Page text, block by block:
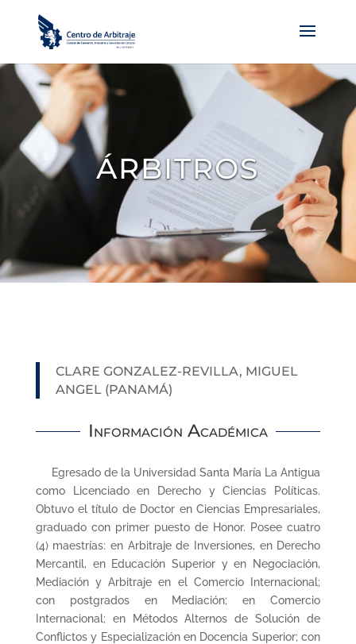
ÁRBITROS
CLARE GONZALEZ-REVILLA, MIGUEL
ANGEL (PANAMÁ)
Información Académica
Egresado de la Universidad Santa María La Antigua
como Licenciado en Derecho y Ciencias Políticas.
Obtuvo el título de Doctor en Ciencias Empresariales,
graduado con primer puesto de Honor. Posee cuatro
(4) maestrías: en Arbitraje de Inversiones, en Derecho
Mercantil, en Educación Superior y en Negociación,
Mediación y Arbitraje en el Comercio Internacional;
con postgrados en Mediación; en Comercio
Internacional; en Métodos Alternos de Solución de
Conflictos y Especialización en Docencia Superior; con